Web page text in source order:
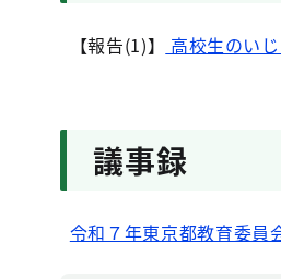
【報告(1)】 高校生のい
議事録
令和７年東京都教育委員